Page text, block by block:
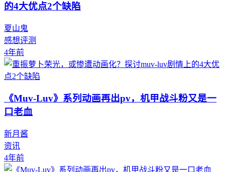
的4大优点2个缺陷
夏山鬼
感想评测
4年前
《Muv-Luv》系列动画再出pv，机甲战斗粉又是一
口老血
新月酱
资讯
4年前